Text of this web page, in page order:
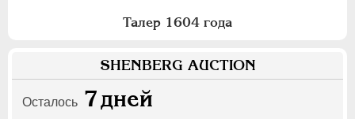
Талер 1604 года
SHENBERG AUCTION
Осталось 7дней